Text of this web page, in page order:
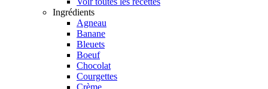
Ingrédients
Agneau
Banane
Bleuets
Boeuf
Chocolat
Courgettes
Crème